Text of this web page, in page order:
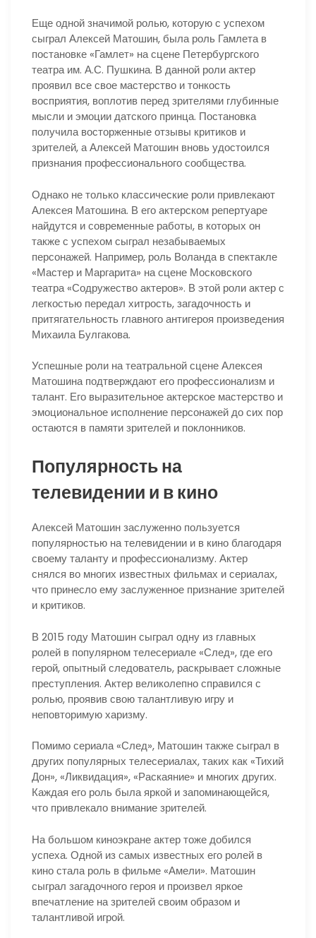
Еще одной значимой ролью, которую с успехом
сыграл Алексей Матошин, была роль Гамлета в
постановке «Гамлет» на сцене Петербургского
театра им. А.С. Пушкина. В данной роли актер
проявил все свое мастерство и тонкость
восприятия, воплотив перед зрителями глубинные
мысли и эмоции датского принца. Постановка
получила восторженные отзывы критиков и
зрителей, а Алексей Матошин вновь удостоился
признания профессионального сообщества.
Однако не только классические роли привлекают
Алексея Матошина. В его актерском репертуаре
найдутся и современные работы, в которых он
также с успехом сыграл незабываемых
персонажей. Например, роль Воланда в спектакле
«Мастер и Маргарита» на сцене Московского
театра «Содружество актеров». В этой роли актер с
легкостью передал хитрость, загадочность и
притягательность главного антигероя произведения
Михаила Булгакова.
Успешные роли на театральной сцене Алексея
Матошина подтверждают его профессионализм и
талант. Его выразительное актерское мастерство и
эмоциональное исполнение персонажей до сих пор
остаются в памяти зрителей и поклонников.
Популярность на
телевидении и в кино
Алексей Матошин заслуженно пользуется
популярностью на телевидении и в кино благодаря
своему таланту и профессионализму. Актер
снялся во многих известных фильмах и сериалах,
что принесло ему заслуженное признание зрителей
и критиков.
В 2015 году Матошин сыграл одну из главных
ролей в популярном телесериале «След», где его
герой, опытный следователь, раскрывает сложные
преступления. Актер великолепно справился с
ролью, проявив свою талантливую игру и
неповторимую харизму.
Помимо сериала «След», Матошин также сыграл в
других популярных телесериалах, таких как «Тихий
Дон», «Ликвидация», «Раскаяние» и многих других.
Каждая его роль была яркой и запоминающейся,
что привлекало внимание зрителей.
На большом киноэкране актер тоже добился
успеха. Одной из самых известных его ролей в
кино стала роль в фильме «Амели». Матошин
сыграл загадочного героя и произвел яркое
впечатление на зрителей своим образом и
талантливой игрой.